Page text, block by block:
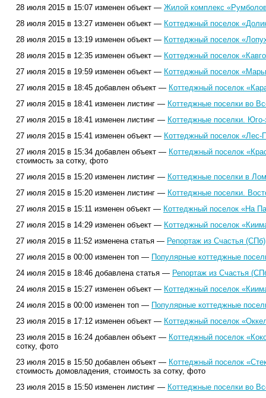
28 июля 2015 в 15:07 изменен объект — Жилой комплекс
28 июля 2015 в 13:27 изменен объект — Коттеджный поселок
28 июля 2015 в 13:19 изменен объект — Коттеджный поселок
28 июля 2015 в 12:35 изменен объект — Коттеджный поселок
27 июля 2015 в 19:59 изменен объект — Коттеджный поселок
27 июля 2015 в 18:45 добавлен объект — Коттеджный поселок
27 июля 2015 в 18:41 изменен листинг — Коттеджные поселки во
27 июля 2015 в 18:41 изменен листинг — Коттеджные поселки.
27 июля 2015 в 15:41 изменен объект — Коттеджный поселок
27 июля 2015 в 15:34 добавлен объект — Коттеджный поселок
стоимость за сотку, фото
27 июля 2015 в 15:20 изменен листинг — Коттеджные поселки в
27 июля 2015 в 15:20 изменен листинг — Коттеджные поселки.
27 июля 2015 в 15:11 изменен объект — Коттеджный поселок «На
27 июля 2015 в 14:29 изменен объект — Коттеджный поселок
27 июля 2015 в 11:52 изменена статья — Репортаж из Счастья (СПб)
27 июля 2015 в 00:00 изменен топ — Популярные коттеджные
24 июля 2015 в 18:46 добавлена статья — Репортаж из Счастья
24 июля 2015 в 15:27 изменен объект — Коттеджный поселок
24 июля 2015 в 00:00 изменен топ — Популярные коттеджные
23 июля 2015 в 17:12 изменен объект — Коттеджный поселок
23 июля 2015 в 16:24 добавлен объект — Коттеджный поселок
сотку, фото
23 июля 2015 в 15:50 добавлен объект — Коттеджный поселок
стоимость домовладения, стоимость за сотку, фото
23 июля 2015 в 15:50 изменен листинг — Коттеджные поселки во